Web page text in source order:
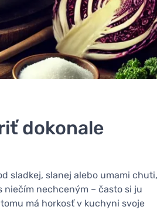
dokonale
sladkej, slanej alebo umami chuti,
nechceným – často si ju
má horkosť v kuchyni svoje